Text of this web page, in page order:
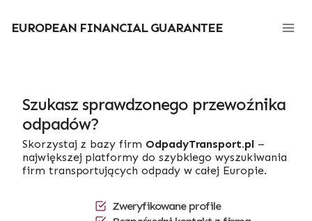
treści
EUROPEAN FINANCIAL GUARANTEE
Szukasz sprawdzonego przewoźnika
odpadów?
Skorzystaj z bazy firm OdpadyTransport.pl–
największej platformy do szybkiego wyszukiwania
firm transportujących odpady w całej Europie.
Zweryfikowane profile